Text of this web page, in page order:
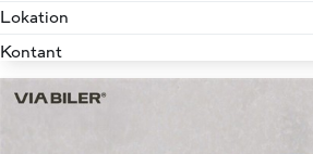
Lokation
Kontant